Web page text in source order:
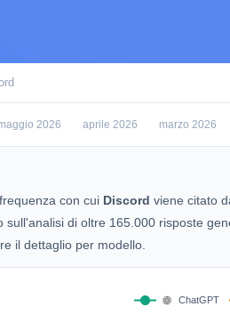
2026 aprile 2026 marzo 2026
con cui Discord viene citato
sull'analisi di oltre 165.000 risposte
il dettaglio per modello.